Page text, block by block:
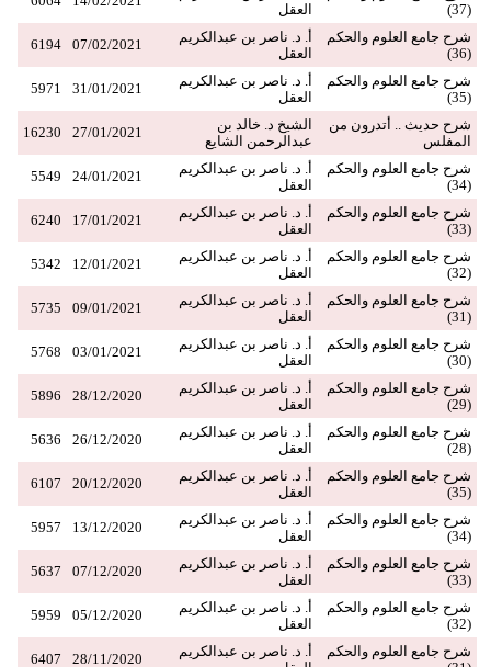
(37)
العقل
شرح جامع العلوم والحكم
(36)
أ. د. ناصر بن عبدالكريم
العقل
07/02/2021
6194
شرح جامع العلوم والحكم
(35)
أ. د. ناصر بن عبدالكريم
العقل
31/01/2021
5971
شرح حديث .. أتدرون من
المفلس
الشيخ د. خالد بن
عبدالرحمن الشايع
27/01/2021
16230
شرح جامع العلوم والحكم
(34)
أ. د. ناصر بن عبدالكريم
العقل
24/01/2021
5549
شرح جامع العلوم والحكم
(33)
أ. د. ناصر بن عبدالكريم
العقل
17/01/2021
6240
شرح جامع العلوم والحكم
(32)
أ. د. ناصر بن عبدالكريم
العقل
12/01/2021
5342
شرح جامع العلوم والحكم
(31)
أ. د. ناصر بن عبدالكريم
العقل
09/01/2021
5735
شرح جامع العلوم والحكم
(30)
أ. د. ناصر بن عبدالكريم
العقل
03/01/2021
5768
شرح جامع العلوم والحكم
(29)
أ. د. ناصر بن عبدالكريم
العقل
28/12/2020
5896
شرح جامع العلوم والحكم
(28)
أ. د. ناصر بن عبدالكريم
العقل
26/12/2020
5636
شرح جامع العلوم والحكم
(35)
أ. د. ناصر بن عبدالكريم
العقل
20/12/2020
6107
شرح جامع العلوم والحكم
(34)
أ. د. ناصر بن عبدالكريم
العقل
13/12/2020
5957
شرح جامع العلوم والحكم
(33)
أ. د. ناصر بن عبدالكريم
العقل
07/12/2020
5637
شرح جامع العلوم والحكم
(32)
أ. د. ناصر بن عبدالكريم
العقل
05/12/2020
5959
شرح جامع العلوم والحكم
أ. د. ناصر بن عبدالكريم
28/11/2020
6407